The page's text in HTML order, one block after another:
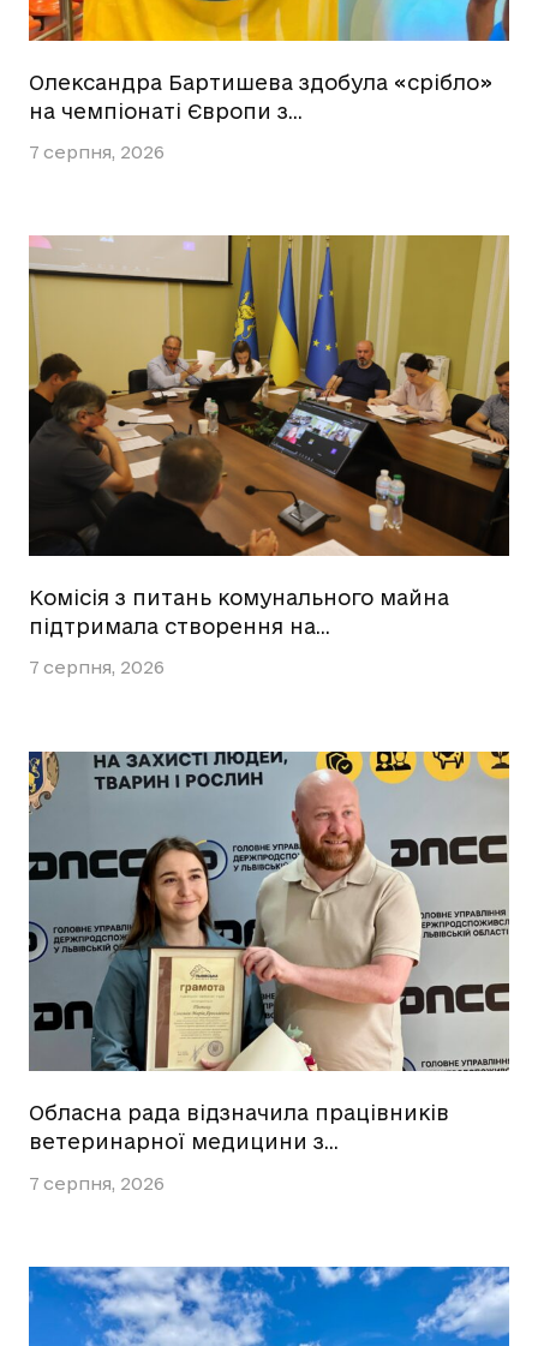
Олександра Бартишева здобула «срібло»
на чемпіонаті Європи з…
7 серпня, 2026
Комісія з питань комунального майна
підтримала створення на…
7 серпня, 2026
Обласна рада відзначила працівників
ветеринарної медицини з…
7 серпня, 2026